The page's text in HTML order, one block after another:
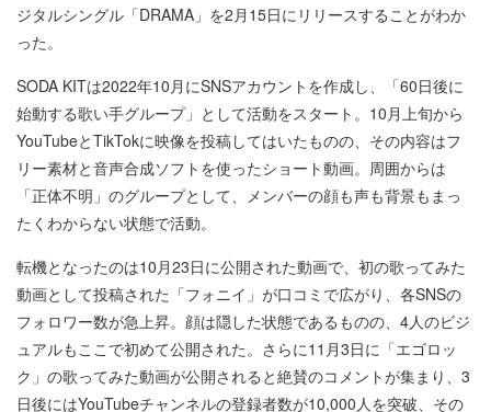
ジタルシングル「DRAMA」を2月15日にリリースすることがわか
った。
SODA KITは2022年10月にSNSアカウントを作成し、「60日後に
始動する歌い手グループ」として活動をスタート。10月上旬から
YouTubeとTikTokに映像を投稿してはいたものの、その内容はフ
リー素材と音声合成ソフトを使ったショート動画。周囲からは
「正体不明」のグループとして、メンバーの顔も声も背景もまっ
たくわからない状態で活動。
転機となったのは10月23日に公開された動画で、初の歌ってみた
動画として投稿された「フォニイ」が口コミで広がり、各SNSの
フォロワー数が急上昇。顔は隠した状態であるものの、4人のビジ
ュアルもここで初めて公開された。さらに11月3日に「エゴロッ
ク」の歌ってみた動画が公開されると絶賛のコメントが集まり、3
日後にはYouTubeチャンネルの登録者数が10,000人を突破、その